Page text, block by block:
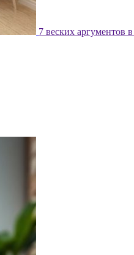
7 веских аргументов